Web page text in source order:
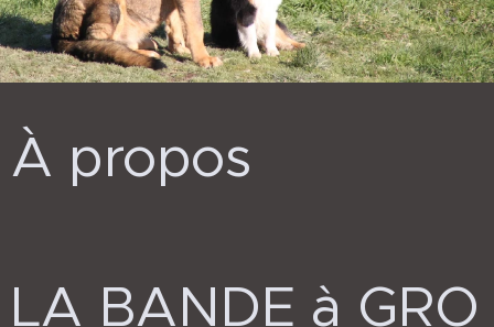
À propos
LA BANDE à GRO